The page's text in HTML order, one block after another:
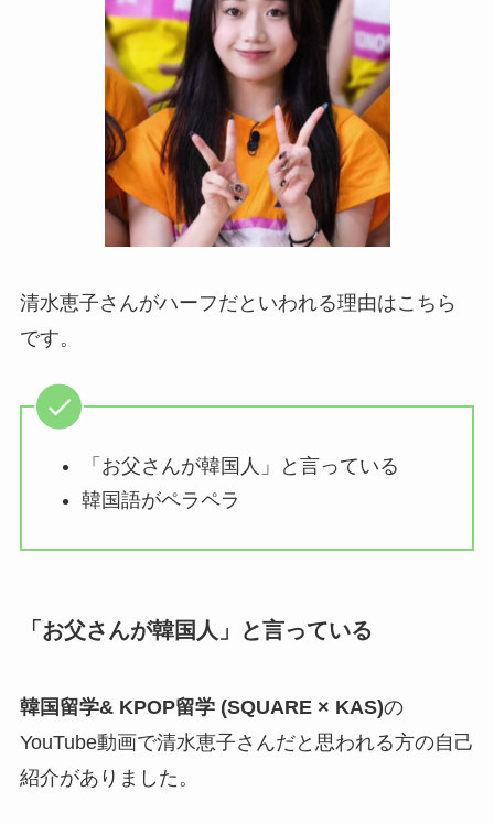
清水恵子さんがハーフだといわれる理由はこちら
です。
「お父さんが韓国人」と言っている
韓国語がペラペラ
「お父さんが韓国人」と言っている
韓国留学& KPOP留学 (SQUARE × KAS)の
YouTube動画で清水恵子さんだと思われる方の自己
紹介がありました。